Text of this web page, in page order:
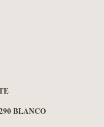
BLANCO